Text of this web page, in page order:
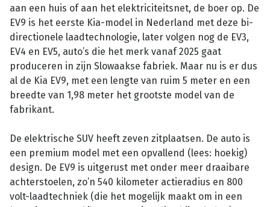
aan een huis of aan het elektriciteitsnet, de boer op. De
EV9 is het eerste Kia-model in Nederland met deze bi-
directionele laadtechnologie, later volgen nog de EV3,
EV4 en EV5, auto’s die het merk vanaf 2025 gaat
produceren in zijn Slowaakse fabriek. Maar nu is er dus
al de Kia EV9, met een lengte van ruim 5 meter en een
breedte van 1,98 meter het grootste model van de
fabrikant.
De elektrische SUV heeft zeven zitplaatsen. De auto is
een premium model met een opvallend (lees: hoekig)
design. De EV9 is uitgerust met onder meer draaibare
achterstoelen, zo’n 540 kilometer actieradius en 800
volt-laadtechniek (die het mogelijk maakt om in een